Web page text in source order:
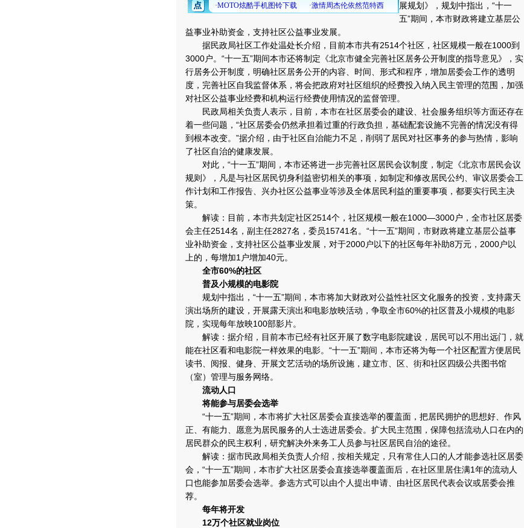
展规划》，规划中指出，“十一
五”期间，本市财政将建立基层公
益事业补助资金，支持社区公益事业发展。
据民政局社区工作处温处长介绍，目前本市共有2514个社区，社区规模一般在1000到
3000户。“十一五”期间本市还将制定《北京市健全完善社区居务公开制度的指导意见》，实
行居务公开制度，明确社区居务公开的内容、时间、形式和程序，增加居委会工作的透明
度，完善社区自我监督体系，将会把政府对社区组织的经费投入纳入民主管理的范围，加强
对社区公益事业经费和机构运行经费使用情况的监督管理。
民政局相关负责人表示，目前，本市在社区居委会的建设、社会服务组织等方面还存在
着一些问题，“社区居委会仍然承担着过重的行政负担，基础配套设施不完善的情况没有得
到根本改变。”据介绍，由于社区自治能力不足，削弱了居民对社区事务的参与热情，影响
了社区自治的健康发展。
对此，“十一五”期间，本市还将进一步完善社区居民会议制度，制定《北京市居民会议
规则》，凡是与社区居民切身利益密切相关的事项，如制定和修改居民公约、审议居委会工
作计划和工作报告、兴办社区公益事业等涉及全体居民利益的重要事项，都要实行民主决
策。
解读：目前，本市共划定社区2514个，社区规模一般在1000—3000户，全市社区居委
会主任2514名，副主任2827名，委员15741名。“十一五”期间，市财政将建立基层公益事
业补助资金，支持社区公益事业发展，对于2000户以下的社区每年补助8万元，2000户以
上的，每增加1户增加40元。
全市60%的社区
普及小规模的电影院
规划中指出，“十一五”期间，本市将加大财政对公益性社区文化服务的投资，支持露天
演出场所的建设，开展露天演出和电影放映活动，争取全市60%的社区普及小规模的电影
院，实现每年放映100部影片。
解读：据介绍，目前本市已经有社区开展了数字电影院建设，居民可以不用出远门，就
能在社区看和电影院一样效果的电影。“十一五”期间，本市还将为每一个社区配置方便居民
读书、阅报、健身、开展文艺活动的场所设施，建立市、区、街和社区四级公共图书馆
（室）管理与服务网络。
流动人口
将能参与居委会选举
“十一五”期间，本市将扩大社区居委会直接选举的覆盖面，把居民拥护的思想好、作风
正、有能力、愿意为居民服务的人士选进居委会。扩大民主范围，保障包括流动人口在内的
居民群众的民主权利，研究解决外来务工人员参与社区居民自治的途径。
解读：据市民政局相关负责人介绍，按相关规定，只有常住人口的人才能参选社区居委
会，“十一五”期间，本市扩大社区居委会直接选举覆盖面后，在社区里居住满1年的流动人
口也能参加居委会选举。参选方式可以由个人提出申请、由社区居民代表会议或居委会推
荐。
每年将开发
12万个社区就业岗位